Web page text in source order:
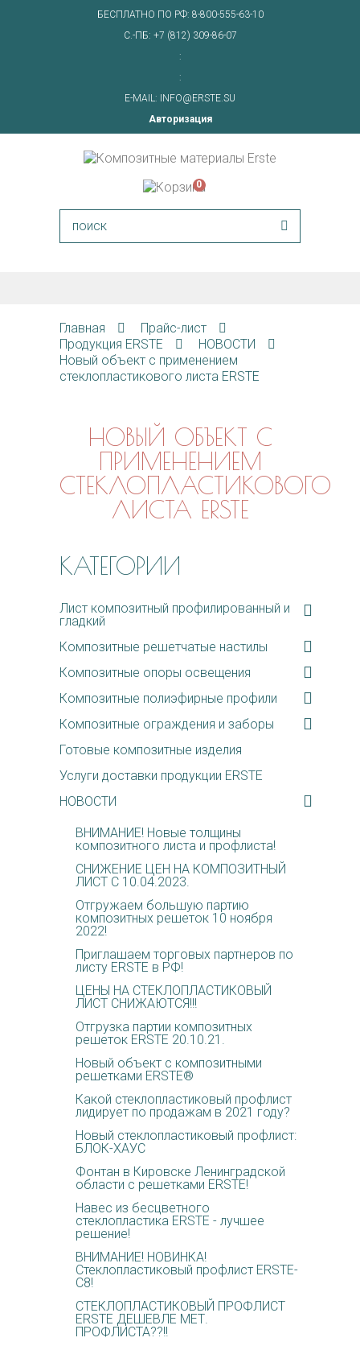
БЕСПЛАТНО ПО РФ: 8-800-555-63-10
С.-ПБ: +7 (812) 309-86-07
:
:
E-MAIL:
INFO@ERSTE.SU
Авторизация
0
Главная
Прайс-лист
Продукция ERSTE
НОВОСТИ
Новый объект с применением
стеклопластикового листа ERSTE
НОВЫЙ ОБЪЕКТ С
ПРИМЕНЕНИЕМ
СТЕКЛОПЛАСТИКОВОГО
ЛИСТА ERSTE
КАТЕГОРИИ
Лист композитный профилированный и
гладкий
Композитные решетчатые настилы
Композитные опоры освещения
Композитные полиэфирные профили
Композитные ограждения и заборы
Готовые композитные изделия
Услуги доставки продукции ERSTE
НОВОСТИ
ВНИМАНИЕ! Новые толщины
композитного листа и профлиста!
СНИЖЕНИЕ ЦЕН НА КОМПОЗИТНЫЙ
ЛИСТ С 10.04.2023.
Отгружаем большую партию
композитных решеток 10 ноября
2022!
Приглашаем торговых партнеров по
листу ERSTE в РФ!
ЦЕНЫ НА СТЕКЛОПЛАСТИКОВЫЙ
ЛИСТ СНИЖАЮТСЯ!!!
Отгрузка партии композитных
решеток ERSTE 20.10.21.
Новый объект с композитными
решетками ERSTE®
Какой стеклопластиковый профлист
лидирует по продажам в 2021 году?
Новый стеклопластиковый профлист:
БЛОК-ХАУС
Фонтан в Кировске Ленинградской
области с решетками ERSTE!
Навес из бесцветного
стеклопластика ERSTE - лучшее
решение!
ВНИМАНИЕ! НОВИНКА!
Стеклопластиковый профлист ERSTE-
С8!
СТЕКЛОПЛАСТИКОВЫЙ ПРОФЛИСТ
ERSTE ДЕШЕВЛЕ МЕТ.
ПРОФЛИСТА??!!